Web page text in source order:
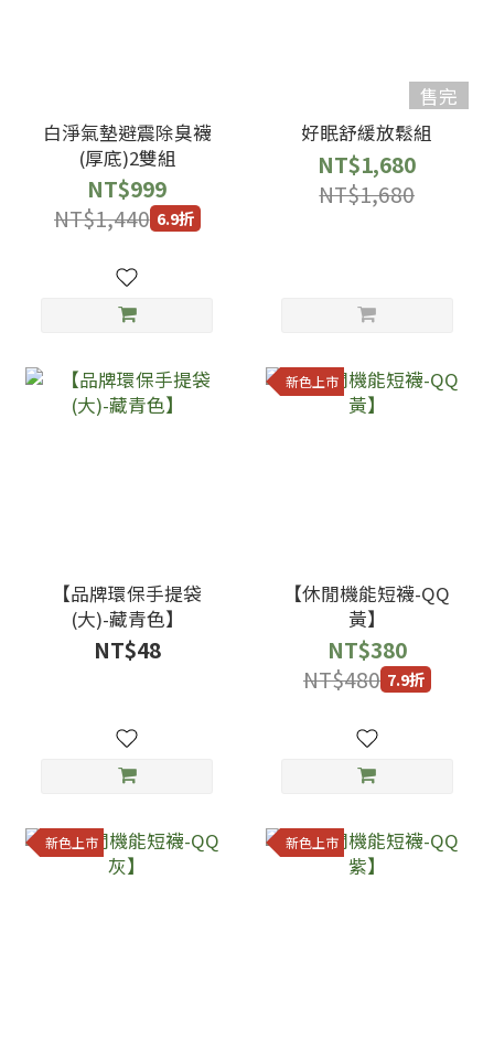
白淨氣墊避震除臭襪
(厚底)2雙組
NT$999
NT$1,440 6.9折
售完
好眠舒緩放鬆組
NT$1,680
NT$1,680
【品牌環保手提袋
(大)-藏青色】
NT$48
新色上市
【休閒機能短襪-QQ
黃】
NT$380
NT$480 7.9折
新色上市 新色上市